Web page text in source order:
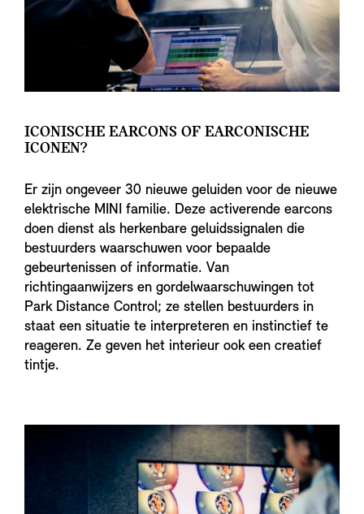
ICONISCHE EARCONS OF EARCONISCHE
ICONEN?
Er zijn ongeveer 30 nieuwe geluiden voor de nieuwe
elektrische MINI familie. Deze activerende earcons
doen dienst als herkenbare geluidssignalen die
bestuurders waarschuwen voor bepaalde
gebeurtenissen of informatie. Van
richtingaanwijzers en gordelwaarschuwingen tot
Park Distance Control; ze stellen bestuurders in
staat een situatie te interpreteren en instinctief te
reageren. Ze geven het interieur ook een creatief
tintje.